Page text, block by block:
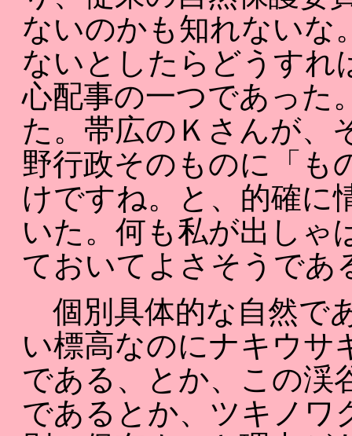
ないのかも知れないな
ないとしたらどうすれ
心配事の一つであった
た。帯広のＫさんが、
野行政そのものに「も
けですね。と、的確に
いた。何も私が出しゃ
ておいてよさそうであ
個別具体的な自然で
い標高なのにナキウサ
である、とか、この渓
であるとか、ツキノワ